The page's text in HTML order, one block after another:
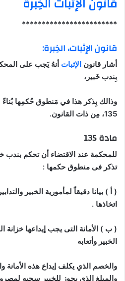
************************
قانون الإثبات، الخِبرة:
أشار قانون الإثبات أنهُ يَجب على
بِندب خَبير،
وذالك بِذكر هذا في مَنطوق حُكمِها
135، مِن ذات القانون.
مادة 135
للمحكمة عند الاقتضاء أن تحكم بندب
تذكر فى منطوق حكمها :
( أ ) بيانا دقيقاً لمأمورية الخبير
اتخاذها .
( ب ) الأمانة التى يجب إيداعها
الخبير وأتعابه
والخصم الذي يكلف إيداع هذه الأمانة
والمبلغ الذي يجوز للخبير سحبه